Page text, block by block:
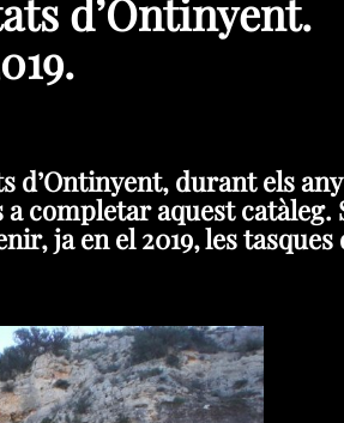
d’Ontinyent.
d’Ontinyent, durant els
completar aquest catàleg.
ja en el 2019, les tasques